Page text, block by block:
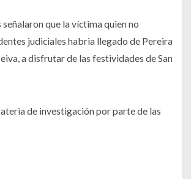
que la víctima quien no
judiciales habria llegado de Pereira
a disfrutar de las festividades de San
de investigación por parte de las